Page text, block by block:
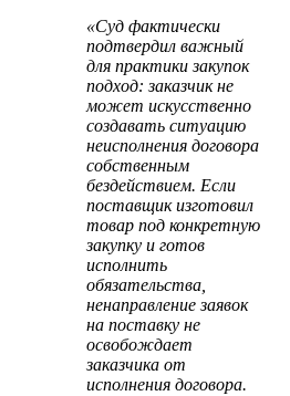
«Суд фактически
подтвердил важный
для практики закупок
подход: заказчик не
может искусственно
создавать ситуацию
неисполнения договора
собственным
бездействием. Если
поставщик изготовил
товар под конкретную
закупку и готов
исполнить
обязательства,
ненаправление заявок
на поставку не
освобождает
заказчика от
исполнения договора.